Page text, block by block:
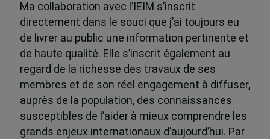
Ma collaboration avec l’IEIM s’inscrit
directement dans le souci que j’ai toujours eu
de livrer au public une information pertinente et
de haute qualité. Elle s’inscrit également au
regard de la richesse des travaux de ses
membres et de son réel engagement à diffuser,
auprès de la population, des connaissances
susceptibles de l’aider à mieux comprendre les
grands enjeux internationaux d’aujourd’hui. Par